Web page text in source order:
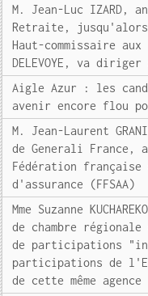
M. Jean-Luc IZARD,
Retraite,
Haut-commissaire
DELEVOYE, va
Aigle Azur : les
avenir encore flou
M. Jean-Laurent
de Generali France,
Fédération française
d'assurance (FFSAA)
Mme Suzanne
de chambre
de participations
participations de
de cette même agence